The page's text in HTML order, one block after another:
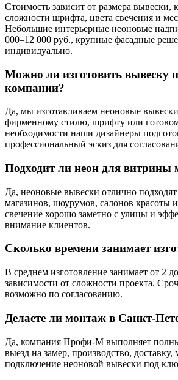
Стоимость зависит от размера вывески,
сложности шрифта, цвета свечения и
Небольшие интерьерные неоновые
000–12 000 руб., крупные фасадные
индивидуально.
Можно ли изготовить вывеску
компании?
Да, мы изготавливаем неоновые
фирменному стилю, шрифту или
необходимости наши дизайнеры
профессиональный эскиз для
Подходит ли неон для витрины
Да, неоновые вывески отлично
магазинов, шоурумов, салонов красоты
свечение хорошо заметно с улицы и
внимание клиентов.
Сколько времени занимает
В среднем изготовление занимает от 2
зависимости от сложности проекта.
возможно по согласованию.
Делаете ли монтаж в Санкт-
Да, компания Профи-М выполняет
выезд на замер, производство, доставку,
подключение неоновой вывески под